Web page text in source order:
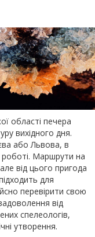
області печера
вихідного дня.
або Львова, в
Маршрути на
від цього пригода
для
перевірити свою
від
спелеологів,
утворення.